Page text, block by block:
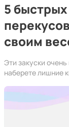
5
своим
Эти закуски
наберете лишние